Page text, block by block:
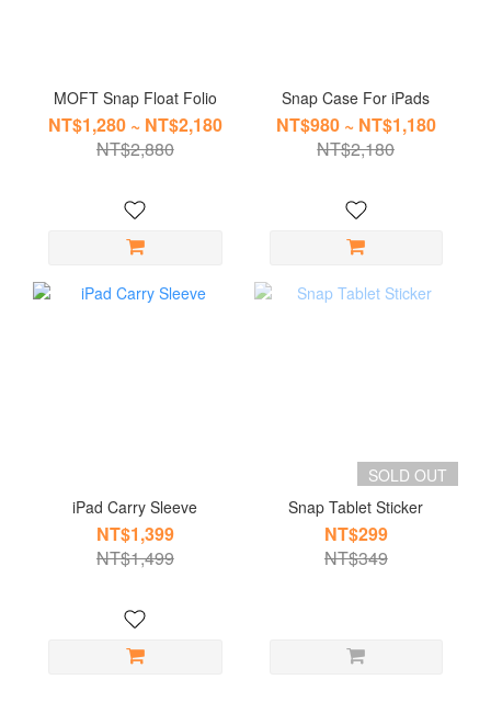
MOFT Snap Float Folio
NT$1,280 ~ NT$2,180
NT$2,880
Snap Case For iPads
NT$980 ~ NT$1,180
NT$2,180
iPad Carry Sleeve
NT$1,399
NT$1,499
SOLD OUT
Snap Tablet Sticker
NT$299
NT$349